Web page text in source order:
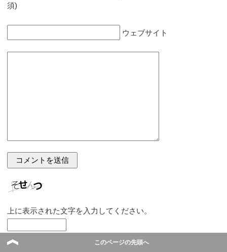
須)
ウェブサイト
上に表示された文字を入力してください。
このページの先頭へ